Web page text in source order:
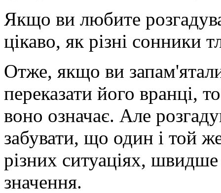
Якщо ви любите
цікаво, як різні сонники
Отже, якщо ви
переказати його вранці,
воно означає. Але
забувати, що один і той
різних ситуаціях,
значення.